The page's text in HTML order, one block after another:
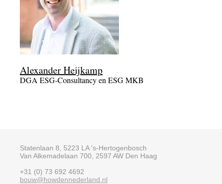
Alexander Heijkamp
DGA ESG-Consultancy en ESG MKB
Statenlaan 8, 5223 LA 's-Hertogenbosch
Van Alkemadelaan 700, 2597 AW Den Haag
+31 (0) 73 692 4692
bouw@howdennederland.nl